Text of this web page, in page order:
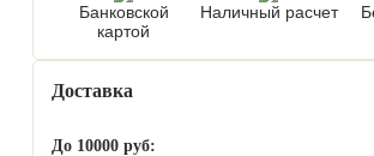
Банковской
картой
Наличный расчет
Доставка
До 10000 руб: